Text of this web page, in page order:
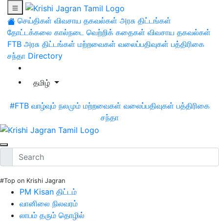
செய்திகள் விவசாய தகவல்கள் அரசு திட்டங்கள்
தோட்டக்கலை கால்நடை வெற்றிக் கதைகள் விவசாய தகவல்கள்
FTB அரசு திட்டங்கள் மற்றவைகள் வலைப்பதிவுகள் பத்திரிகை
சந்தா Directory
தமிழ்
#FTB வாழ்வும் நலமும் மற்றவைகள் வலைப்பதிவுகள் பத்திரிகை
சந்தா
#Top on Krishi Jagran
PM Kisan திட்டம்
வானிலை நிலவரம்
லாபம் தரும் தொழில்